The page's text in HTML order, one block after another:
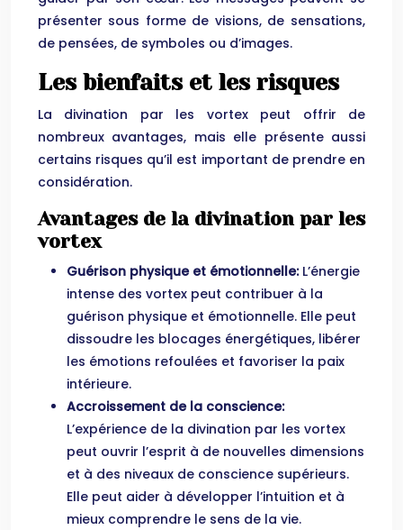
présenter sous forme de visions, de sensations,
de pensées, de symboles ou d’images.
Les bienfaits et les risques
La divination par les vortex peut offrir de
nombreux avantages, mais elle présente aussi
certains risques qu’il est important de prendre en
considération.
Avantages de la divination par les
vortex
Guérison physique et émotionnelle: L’énergie
intense des vortex peut contribuer à la
guérison physique et émotionnelle. Elle peut
dissoudre les blocages énergétiques, libérer
les émotions refoulées et favoriser la paix
intérieure.
Accroissement de la conscience:
L’expérience de la divination par les vortex
peut ouvrir l’esprit à de nouvelles dimensions
et à des niveaux de conscience supérieurs.
Elle peut aider à développer l’intuition et à
mieux comprendre le sens de la vie.